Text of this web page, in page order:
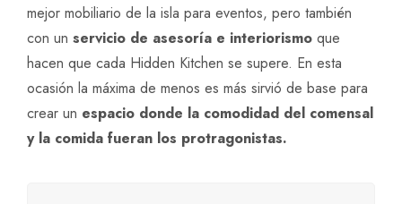
mejor mobiliario de la isla para eventos, pero también
con un servicio de asesoría e interiorismo que
hacen que cada Hidden Kitchen se supere. En esta
ocasión la máxima de menos es más sirvió de base para
crear un espacio donde la comodidad del comensal
y la comida fueran los protragonistas.